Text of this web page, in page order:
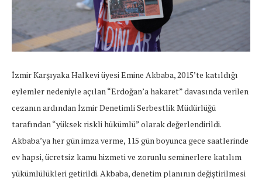
İzmir Karşıyaka Halkevi üyesi Emine Akbaba, 2015’te katıldığı
eylemler nedeniyle açılan “Erdoğan’a hakaret” davasında verilen
cezanın ardından İzmir Denetimli Serbestlik Müdürlüğü
tarafından “yüksek riskli hükümlü” olarak değerlendirildi.
Akbaba’ya her gün imza verme, 115 gün boyunca gece saatlerinde
ev hapsi, ücretsiz kamu hizmeti ve zorunlu seminerlere katılım
yükümlülükleri getirildi. Akbaba, denetim planının değiştirilmesi